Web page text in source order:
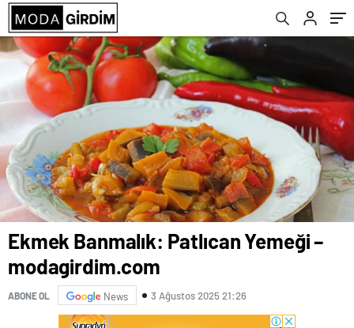
Ekmek Banmalık: Patlıcan Yemeği –
modagirdim.com
ABONE OL News 3 Ağustos 2025 21:26